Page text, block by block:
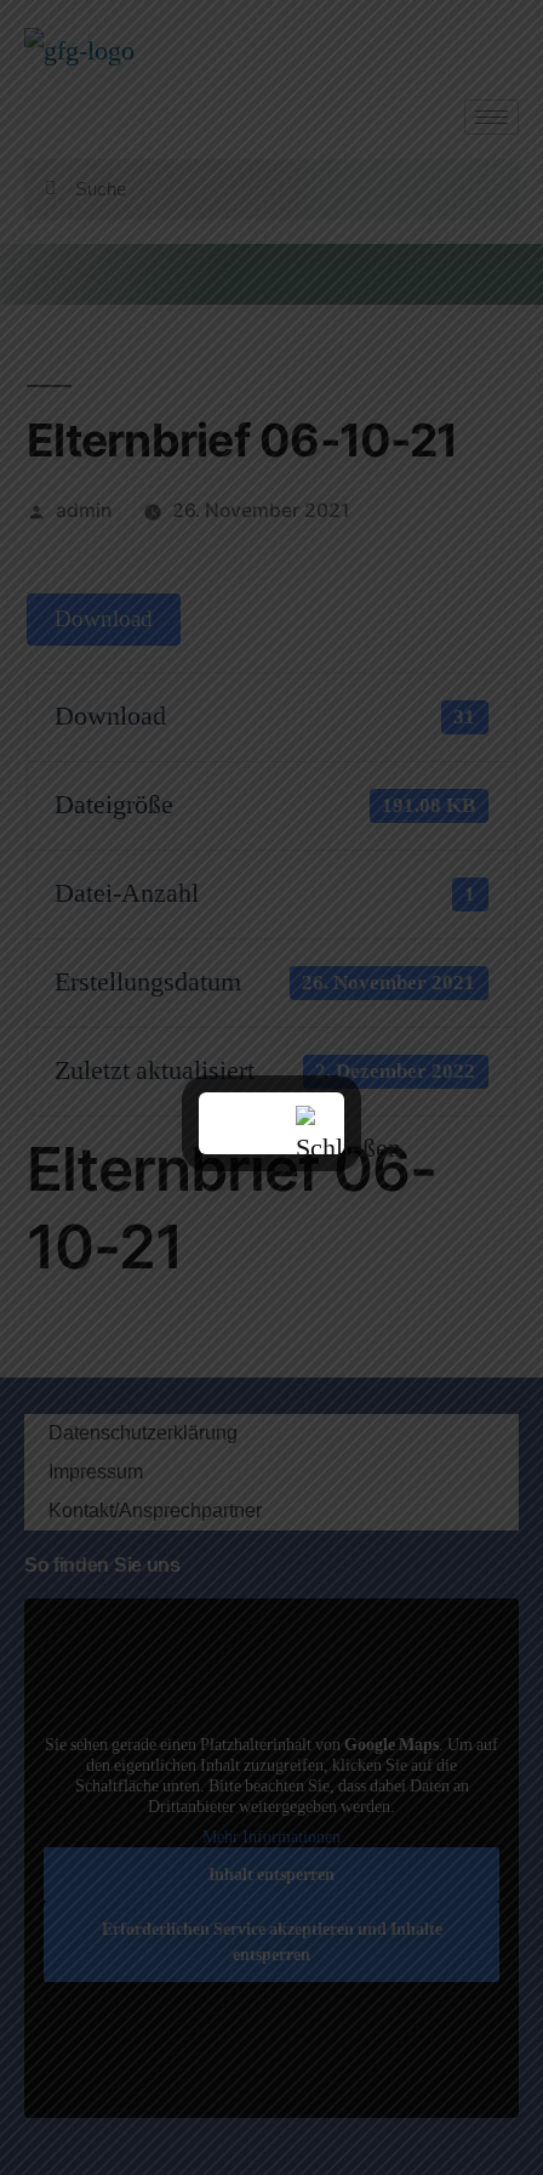
Elternbrief 06-10-21
admin 26. November 2021
Download
Download 31
Dateigröße 191.08 KB
Datei-Anzahl 1
Erstellungsdatum 26. November 2021
Zuletzt aktualisiert 2. Dezember 2022
Elternbrief 06-
10-21
Datenschutzerklärung
Impressum
Kontakt/Ansprechpartner
So finden Sie uns
Sie sehen gerade einen Platzhalterinhalt von Google Maps. Um auf
den eigentlichen Inhalt zuzugreifen, klicken Sie auf die
Schaltfläche unten. Bitte beachten Sie, dass dabei Daten an
Drittanbieter weitergegeben werden.
Mehr Informationen
Inhalt entsperren
Erforderlichen Service akzeptieren und Inhalte
entsperren